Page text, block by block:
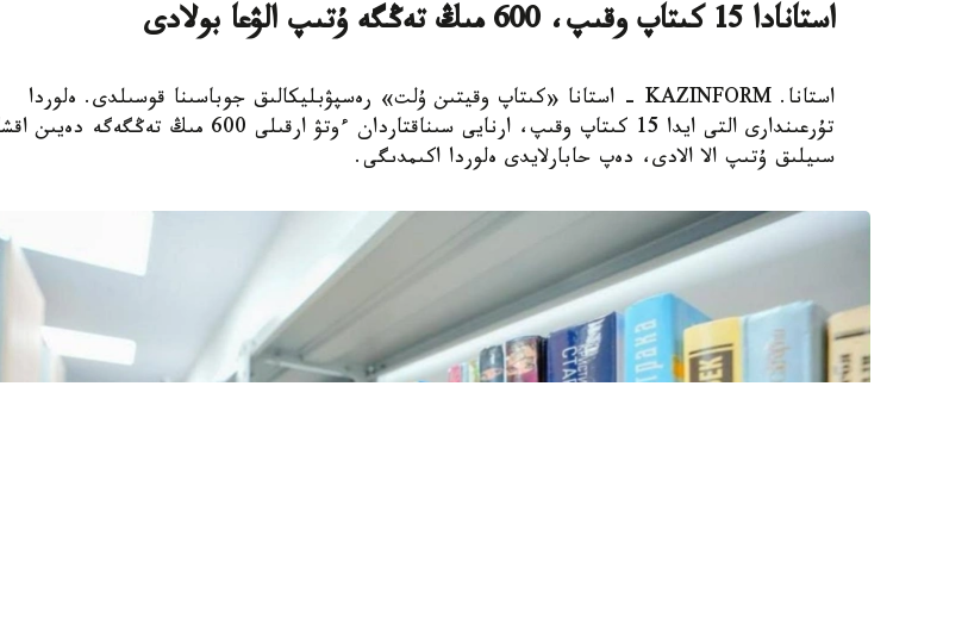
استانادا 15 كىتاپ وقىپ، 600 مىڭ تەڭگە ۇتىپ الۋعا بولادى
استانا. KAZINFORM - استانا «كىتاپ وقيتىن ۇلت» رەسپۋبليكالىق جوباسىنا قوسىلدى. ەلوردا
تۇرعىندارى التى ايدا 15 كىتاپ وقىپ، ارنايى سىناقتاردان ءوتۋ ارقىلى 600 مىڭ
سىيلىق ۇتىپ الا الادى، دەپ حابارلايدى ەلوردا اكىمدىگى.